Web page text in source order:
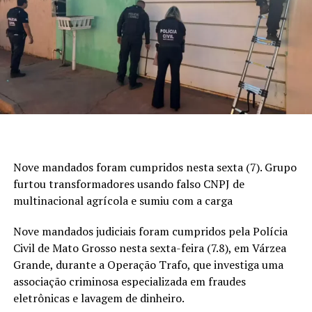
física para desenvolver esse atendimento, estimular
competições entre as escolas municipais e incluir
também os autistas e outras pessoas com deficiência”,
reforçou.
Durante a abordagem, os motoristas dos caminhões e o
operador da máquina disseram à polícia
quedesconheciam a existência de licença de operação ou
de autorizações
da Agência Nacional de Mineração
(ANM) e da Secretaria de Estado de Meio Ambiente
(Sema-MT) para a atividade.
investigados, apontado como responsável pela
mineradora. O terreno onde a extração era realizada
pertence ao outro suspeito.
Durante a fiscalização, a equipe constatou, segundo a
polícia, queo local não possuía Cadastro Ambiental
Rural (CAR) nem pedido formal de licenciamento para a
atividade de lavra.
Nove mandados foram cumpridos nesta sexta (7). Grupo
furtou transformadores usando falso CNPJ de
multinacional agrícola e sumiu com a carga
Nove mandados judiciais foram cumpridos pela Polícia
Civil de Mato Grosso nesta sexta-feira (7.8), em Várzea
Grande, durante a Operação Trafo, que investiga uma
associação criminosa especializada em fraudes
eletrônicas e lavagem de dinheiro.